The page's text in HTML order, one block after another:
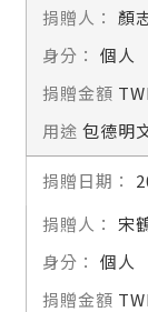
顏
個人
包德明
宋
個人